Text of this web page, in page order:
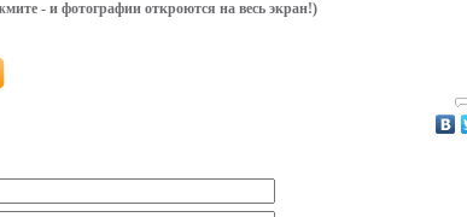
- и фотографии откроются на весь экран!)